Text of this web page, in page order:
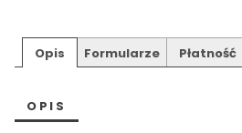
ID
RasyOpis Formularze Płatność
OPIS